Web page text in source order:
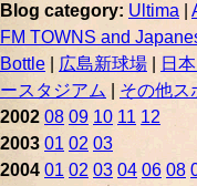
Blog category: Ultima
FM TOWNS and
Bottle
広島新球場 日
ースタジアム
その他ス
2002 08 09 10 11 12
2003 01 02 03
2004 01 02 03 04 06 08